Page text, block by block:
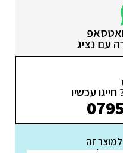
עם נציג
עכשיו
זה